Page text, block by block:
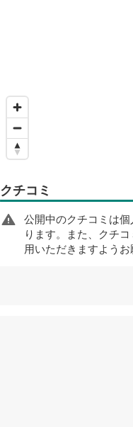
クチコミ
公開中のクチコミは
ります。また、クチ
用いただきますようお